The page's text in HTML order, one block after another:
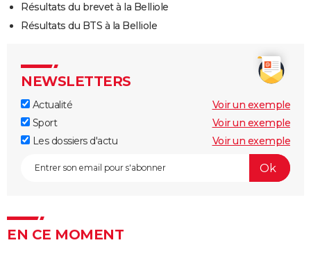
Résultats du brevet à la Belliole
Résultats du BTS à la Belliole
NEWSLETTERS
Actualité
Voir un exemple
Sport
Voir un exemple
Les dossiers d'actu
Voir un exemple
EN CE MOMENT